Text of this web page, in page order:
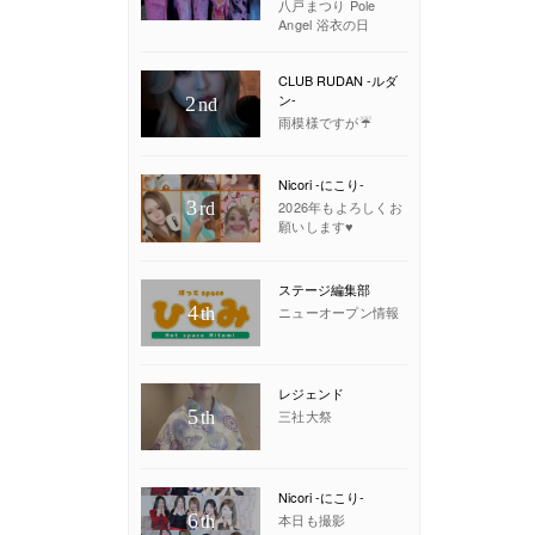
八戸まつり Pole
Angel 浴衣の日
2nd
CLUB RUDAN -ルダ
ン-
雨模様ですが☔️
3rd
Nicori -にこり-
2026年もよろしくお
願いします♥
4th
ステージ編集部
ニューオープン情報
5th
レジェンド
三社大祭
6th
Nicori -にこり-
本日も撮影